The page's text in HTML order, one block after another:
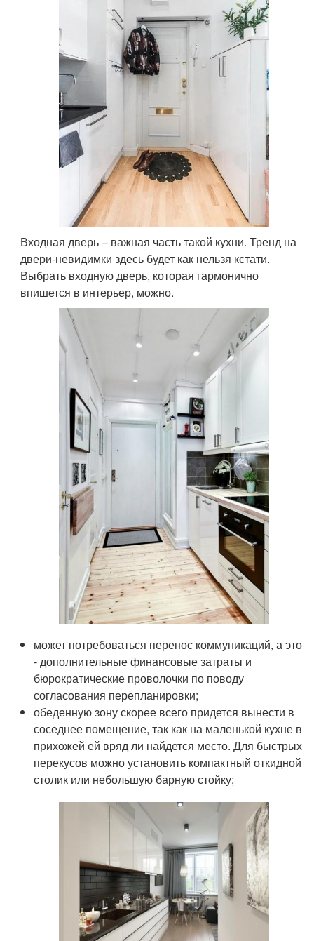
Входная дверь – важная часть такой кухни. Тренд на
двери-невидимки здесь будет как нельзя кстати.
Выбрать входную дверь, которая гармонично
впишется в интерьер, можно.
может потребоваться перенос коммуникаций, а это
- дополнительные финансовые затраты и
бюрократические проволочки по поводу
согласования перепланировки;
обеденную зону скорее всего придется вынести в
соседнее помещение, так как на маленькой кухне в
прихожей ей вряд ли найдется место. Для быстрых
перекусов можно установить компактный откидной
столик или небольшую барную стойку;